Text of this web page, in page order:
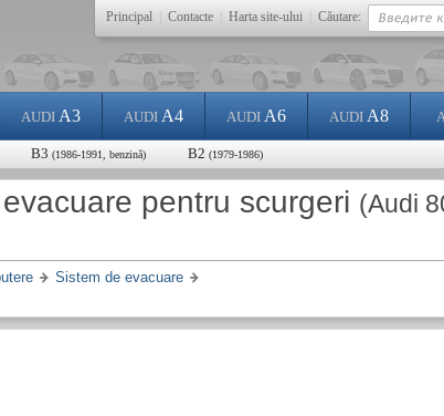
Principal Contacte Harta site-ului Căutare:
AUDI A3 AUDI A4 AUDI A6 AUDI A8
B3 (1986-1991, benzină) B2 (1979-1986)
pentru scurgeri (Audi
Sistem de evacuare